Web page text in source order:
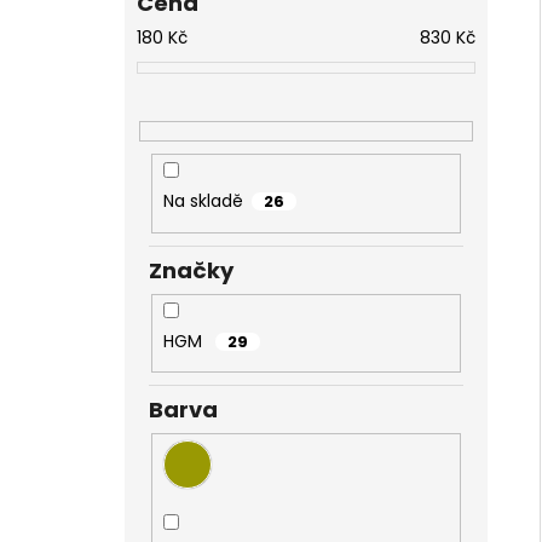
180 Kč 830 Kč
Na skladě 26
Značky
HGM 29
Barva
NÁHRDELNÍK KOLEČKO A HRUŠKY
MONTANA SWAROVSKI
999 Kč